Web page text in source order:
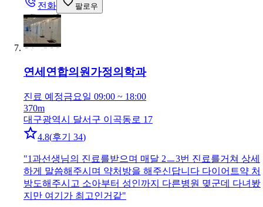
전화 팔로우
연세연합의원 가정의학과
진료 예정금요일 09:00 ~ 18:00
370m
대구광역시 달서구 이곡동로 17
4.8(후기 34)
"1과선생님의 진료를받으며 매달 2ㅡ3번 진료를거쳐 상세
하게 말씀해주시며 약처방을 해주신답니다 다이어트약 처
방도해주시고 소아부터 성인까지 다른병원 몆군데 다녀봤
지만 여기가 최고인거같"